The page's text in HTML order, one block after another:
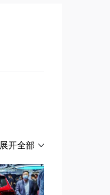
展开全部